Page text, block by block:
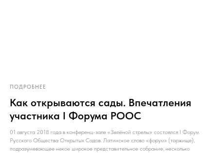
ПОДРОБНЕЕ
Как открываются сады. Впечатления
участника I Форума РООС
01 августа 2018 года в конференц-зале «Зелёной стрелы» состоялся I Форум
Русского Общества Открытых Садов. Латинское слово «форум» (торжище),
подразумевающее некое широкое представительное собрание, несколько